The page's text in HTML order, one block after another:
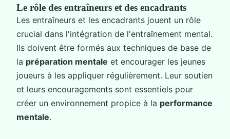
Le rôle des entraîneurs et des encadrants
Les entraîneurs et les encadrants jouent un rôle
crucial dans l'intégration de l'entraînement mental.
Ils doivent être formés aux techniques de base de
la préparation mentale et encourager les jeunes
joueurs à les appliquer régulièrement. Leur soutien
et leurs encouragements sont essentiels pour
créer un environnement propice à la performance
mentale.